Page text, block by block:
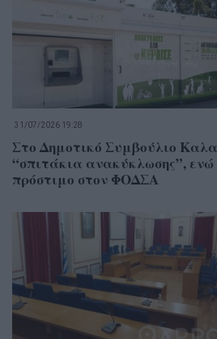
31/07/2026 19:28
Στο Δημοτικό Συμβούλιο
“σπιτάκια ανακύκλωσης”,
πρόστιμο στον ΦΟΔΣΑ